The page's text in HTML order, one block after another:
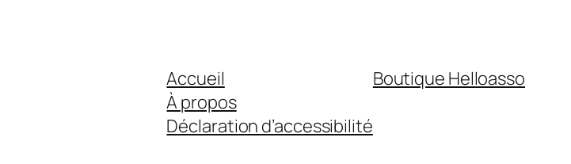
Accueil
À propos
Déclaration d’accessibilité
Boutique Helloasso